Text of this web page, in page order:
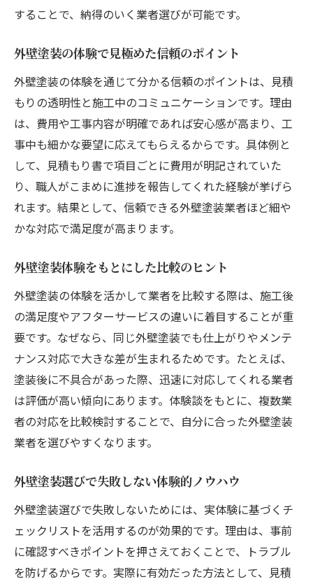
することで、納得のいく業者選びが可能です。
外壁塗装の体験で見極めた信頼のポイント
外壁塗装の体験を通じて分かる信頼のポイントは、見積
もりの透明性と施工中のコミュニケーションです。理由
は、費用や工事内容が明確であれば安心感が高まり、工
事中も細かな要望に応えてもらえるからです。具体例と
して、見積もり書で項目ごとに費用が明記されていた
り、職人がこまめに進捗を報告してくれた経験が挙げら
れます。結果として、信頼できる外壁塗装業者ほど細や
かな対応で満足度が高まります。
外壁塗装体験をもとにした比較のヒント
外壁塗装の体験を活かして業者を比較する際は、施工後
の満足度やアフターサービスの違いに着目することが重
要です。なぜなら、同じ外壁塗装でも仕上がりやメンテ
ナンス対応で大きな差が生まれるためです。たとえば、
塗装後に不具合があった際、迅速に対応してくれる業者
は評価が高い傾向にあります。体験談をもとに、複数業
者の対応を比較検討することで、自分に合った外壁塗装
業者を選びやすくなります。
外壁塗装選びで失敗しない体験的ノウハウ
外壁塗装選びで失敗しないためには、実体験に基づくチ
ェックリストを活用するのが効果的です。理由は、事前
に確認すべきポイントを押さえておくことで、トラブル
を防げるからです。実際に有効だった方法として、見積